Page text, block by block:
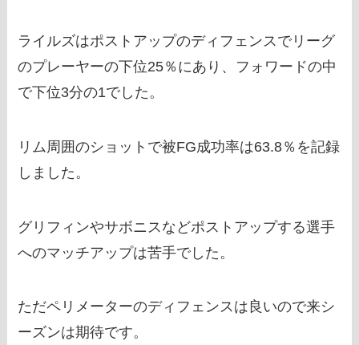
ライルズはポストアップのディフェンスでリーグ
のプレーヤーの下位25％にあり、フォワードの中
で下位3分の1でした。
リム周囲のショットで被FG成功率は63.8％を記録
しました。
グリフィンやサボニスなどポストアップする選手
へのマッチアップは苦手でした。
ただペリメーターのディフェンスは良いので来シ
ーズンは期待です。